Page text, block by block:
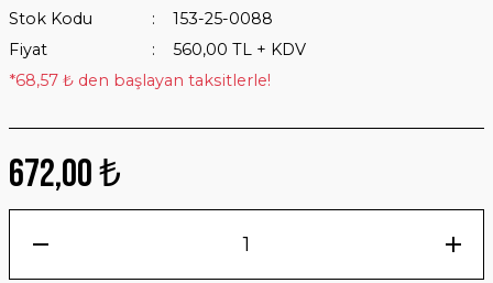
Stok Kodu
153-25-0088
Fiyat
560,00 TL + KDV
*68,57 ₺ den başlayan taksitlerle!
672,00 ₺